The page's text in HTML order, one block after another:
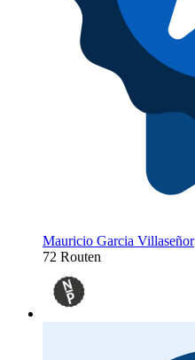
Mauricio Garcia Villaseñor
72 Routen